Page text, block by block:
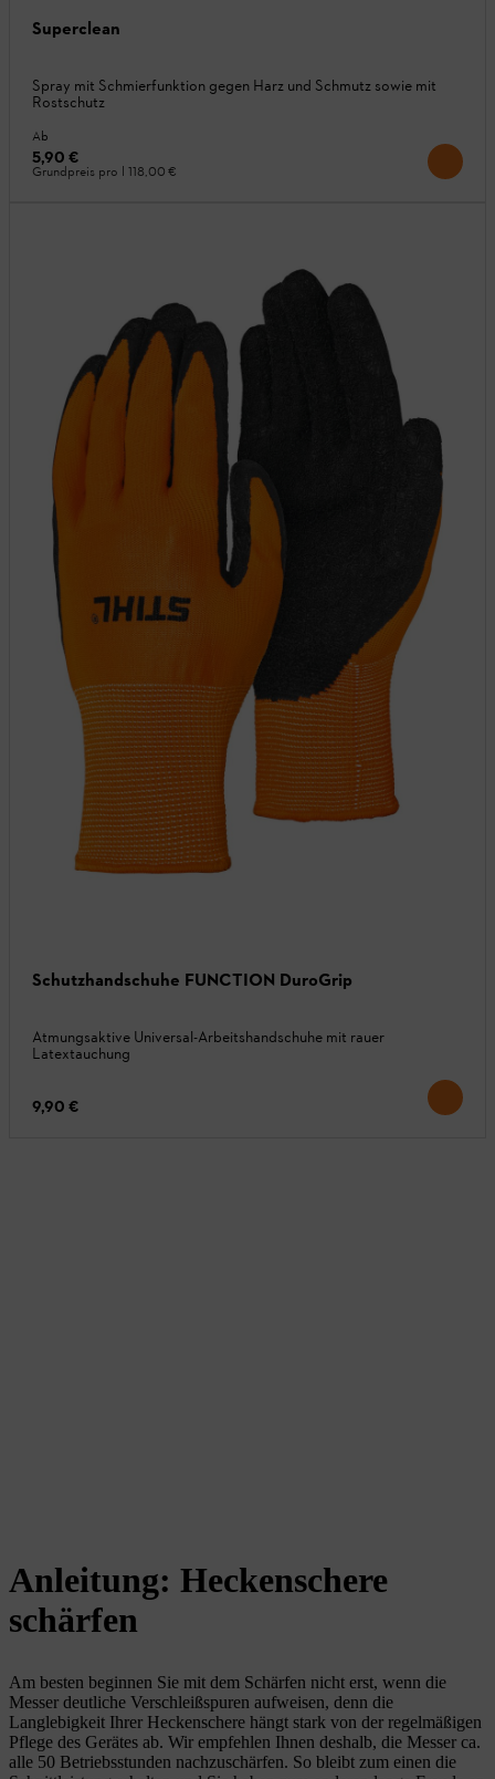
Superclean
Spray mit Schmierfunktion gegen Harz und Schmutz sowie mit
Rostschutz
Ab
5,90 €
Grundpreis pro l 118,00 €
Schutzhandschuhe FUNCTION DuroGrip
Atmungsaktive Universal-Arbeitshandschuhe mit rauer
Latextauchung
9,90 €
Anleitung: Heckenschere
schärfen
Am besten beginnen Sie mit dem Schärfen nicht erst, wenn die
Messer deutliche Verschleißspuren aufweisen, denn die
Langlebigkeit Ihrer Heckenschere hängt stark von der regelmäßigen
Pflege des Gerätes ab. Wir empfehlen Ihnen deshalb, die Messer ca.
alle 50 Betriebsstunden nachzuschärfen. So bleibt zum einen die